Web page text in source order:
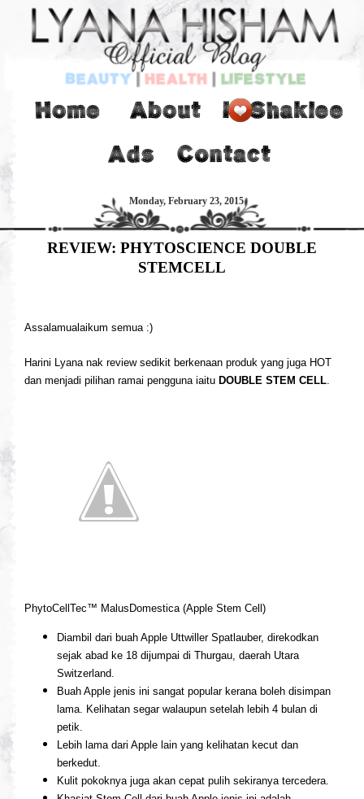
Monday, February 23, 2015
REVIEW: PHYTOSCIENCE DOUBLE
STEMCELL
Assalamualaikum semua :)
Harini Lyana nak review sedikit berkenaan produk yang juga HOT
dan menjadi pilihan ramai pengguna iaitu DOUBLE STEM CELL
PhytoCellTec™ MalusDomestica (Apple Stem Cell)
Diambil dari buah Apple Uttwiller Spatlauber, direkodkan
sejak abad ke 18 dijumpai di Thurgau, daerah Utara
Switzerland.
Buah Apple jenis ini sangat popular kerana boleh disimpan
lama. Kelihatan segar walaupun setelah lebih 4 bulan di
petik.
Lebih lama dari Apple lain yang kelihatan kecut dan
berkedut.
Kulit pokoknya juga akan cepat pulih sekiranya tercedera.